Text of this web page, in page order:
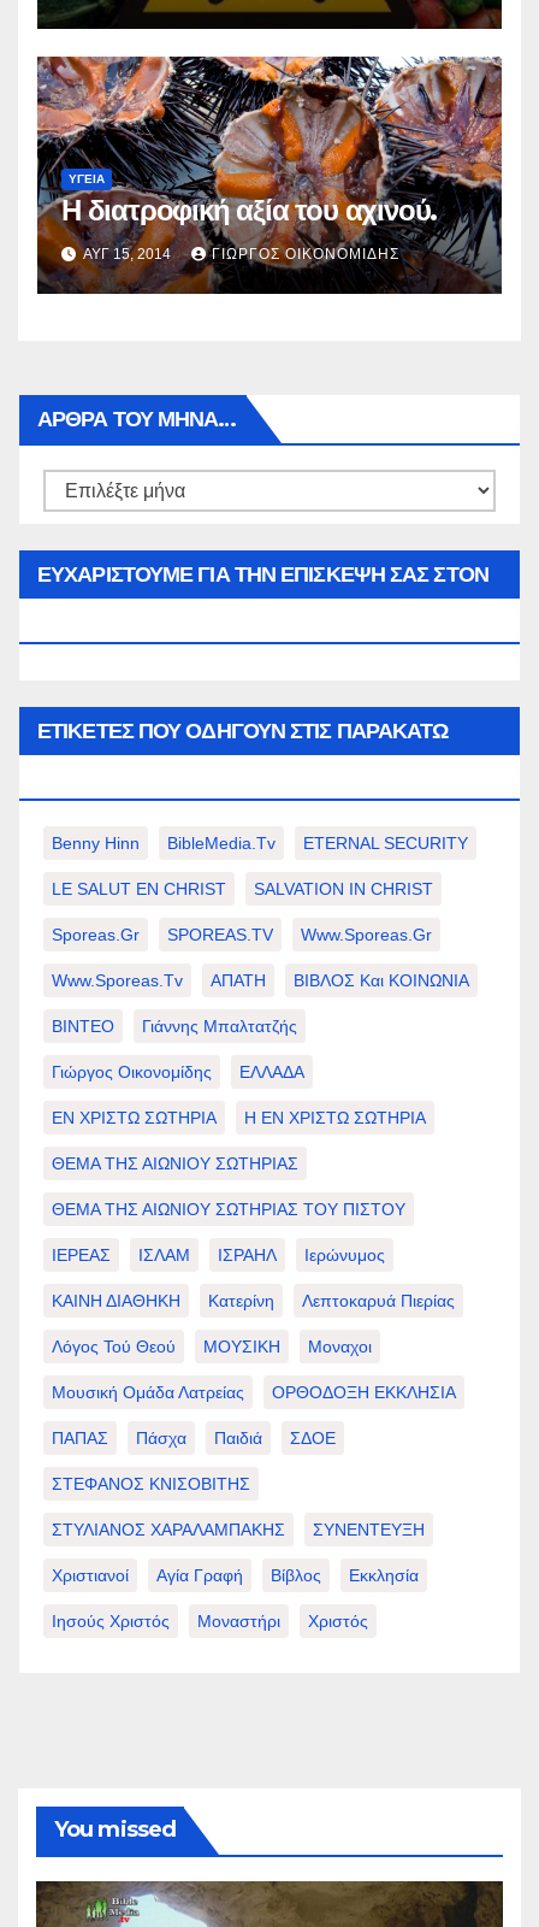
ΥΓΕΙΑ
Η διατροφική αξία του αχινού.
ΑΥΓ 15, 2014 ΓΙΏΡΓΟΣ ΟΙΚΟΝΟΜΊΔΗΣ
ΑΡΘΡΑ ΤΟΥ ΜΉΝΑ…
Αρθρα
ΕΥΧΑΡΙΣΤΟΥΜΕ ΓΙΑ ΤΗΝ ΕΠΙΣΚΕΨΗ ΣΑΣ ΣΤΟΝ
ΕΤΙΚΈΤΕΣ ΠΟΥ ΟΔΗΓΟΎΝ ΣΤΙΣ ΠΑΡΑΚΆΤΩ
Benny Hinn BibleMedia.tv ETERNAL SECURITY
LE SALUT EN CHRIST SALVATION IN CHRIST
Sporeas.gr SPOREAS.TV Www.sporeas.gr
Www.sporeas.tv ΑΠΑΤΗ ΒΙΒΛΟΣ Και ΚΟΙΝΩΝΙΑ
ΒΙΝΤΕΟ Γιάννης Μπαλτατζής
Γιώργος Οικονομίδης ΕΛΛΑΔΑ
ΕΝ ΧΡΙΣΤΩ ΣΩΤΗΡΙΑ Η ΕΝ ΧΡΙΣΤΩ ΣΩΤΗΡΙΑ
ΘΕΜΑ ΤΗΣ ΑΙΩΝΙΟΥ ΣΩΤΗΡΙΑΣ
ΘΕΜΑ ΤΗΣ ΑΙΩΝΙΟΥ ΣΩΤΗΡΙΑΣ ΤΟΥ ΠΙΣΤΟΥ
ΙΕΡΕΑΣ ΙΣΛΑΜ ΙΣΡΑΗΛ Ιερώνυμος
ΚΑΙΝΗ ΔΙΑΘΗΚΗ Κατερίνη Λεπτοκαρυά Πιερίας
Λόγος Τού Θεού ΜΟΥΣΙΚΗ Μοναχοι
Μουσική Ομάδα Λατρείας ΟΡΘΟΔΟΞΗ ΕΚΚΛΗΣΙΑ
ΠΑΠΑΣ Πάσχα Παιδιά ΣΔΟΕ
ΣΤΕΦΑΝΟΣ ΚΝΙΣΟΒΙΤΗΣ
ΣΤΥΛΙΑΝΟΣ ΧΑΡΑΛΑΜΠΑΚΗΣ ΣΥΝΕΝΤΕΥΞΗ
Χριστιανοί Αγία Γραφή Βίβλος Εκκλησία
Ιησούς Χριστός Μοναστήρι Χριστός
You missed